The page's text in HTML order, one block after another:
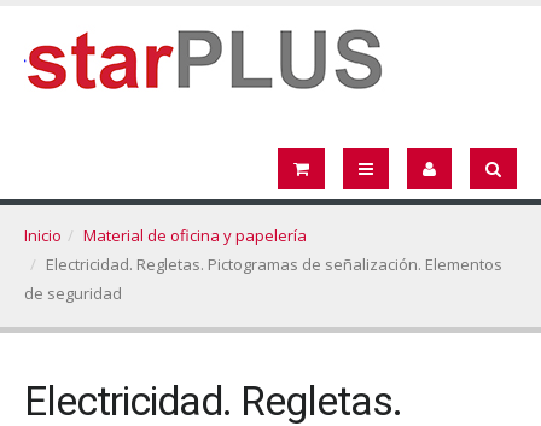
Inicio
Material de oficina y papelería
Electricidad. Regletas. Pictogramas de señalización. Elementos
de seguridad
Electricidad. Regletas.